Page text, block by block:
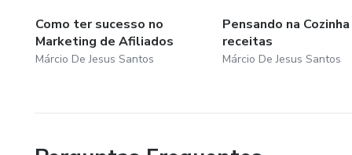
Como ter sucesso no
Marketing de Afiliados
Márcio De Jesus Santos
Pensando na
receitas
Márcio De Jesus Santos